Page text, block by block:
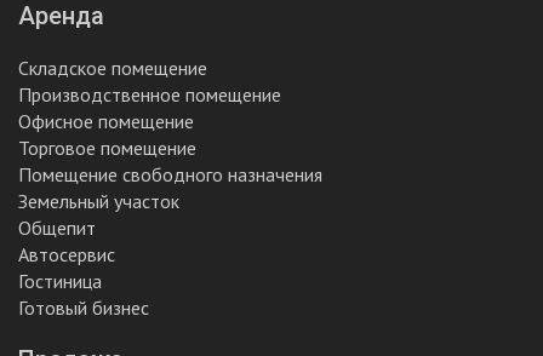
Аренда
Складское помещение
Производственное помещение
Офисное помещение
Торговое помещение
Помещение свободного назначения
Земельный участок
Общепит
Автосервис
Гостиница
Готовый бизнес